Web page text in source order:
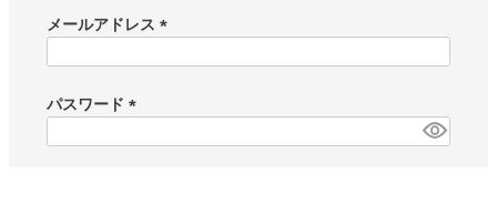
メールアドレス
)
パスワード